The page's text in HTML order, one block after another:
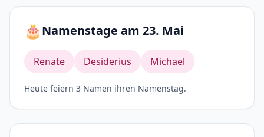
🎂Namenstage am 23. Mai
Renate Desiderius Michael
Heute feiern 3 Namen ihren Namenstag.